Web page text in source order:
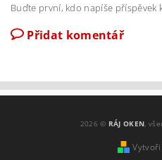
Buďte první, kdo napíše příspěvek
Přidat komentář
2026 © RÁJ OKEN ,